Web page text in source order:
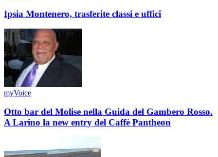
Ipsia Montenero, trasferite classi e uffici
myVoice
Otto bar del Molise nella Guida del Gambero Rosso.
A Larino la new entry del Caffè Pantheon